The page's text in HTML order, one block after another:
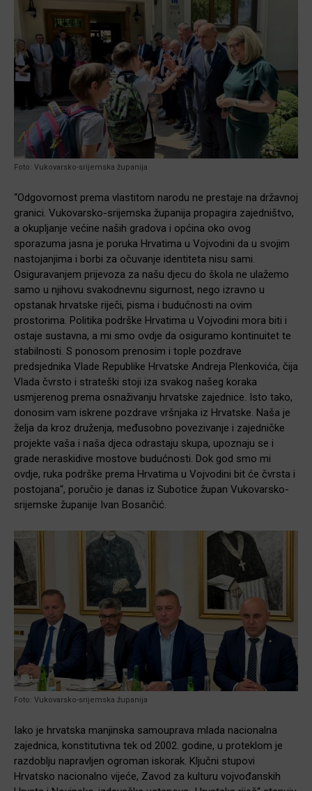
Foto: Vukovarsko-srijemska županija
“Odgovornost prema vlastitom narodu ne prestaje na državnoj
granici. Vukovarsko-srijemska županija propagira zajedništvo,
a okupljanje većine naših gradova i općina oko ovog
sporazuma jasna je poruka Hrvatima u Vojvodini da u svojim
nastojanjima i borbi za očuvanje identiteta nisu sami.
Osiguravanjem prijevoza za našu djecu do škola ne ulažemo
samo u njihovu svakodnevnu sigurnost, nego izravno u
opstanak hrvatske riječi, pisma i budućnosti na ovim
prostorima. Politika podrške Hrvatima u Vojvodini mora biti i
ostaje sustavna, a mi smo ovdje da osiguramo kontinuitet te
stabilnosti. S ponosom prenosim i tople pozdrave
predsjednika Vlade Republike Hrvatske Andreja Plenkovića, čija
Vlada čvrsto i strateški stoji iza svakog našeg koraka
usmjerenog prema osnaživanju hrvatske zajednice. Isto tako,
donosim vam iskrene pozdrave vršnjaka iz Hrvatske. Naša je
želja da kroz druženja, međusobno povezivanje i zajedničke
projekte vaša i naša djeca odrastaju skupa, upoznaju se i
grade neraskidive mostove budućnosti. Dok god smo mi
ovdje, ruka podrške prema Hrvatima u Vojvodini bit će čvrsta i
postojana“, poručio je danas iz Subotice župan Vukovarsko-
srijemske županije Ivan Bosančić.
Foto: Vukovarsko-srijemska županija
Iako je hrvatska manjinska samouprava mlada nacionalna
zajednica, konstitutivna tek od 2002. godine, u proteklom je
razdoblju napravljen ogroman iskorak. Ključni stupovi
Hrvatsko nacionalno vijeće, Zavod za kulturu vojvođanskih